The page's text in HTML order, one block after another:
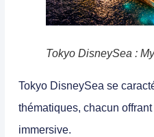
Tokyo DisneySea :
Tokyo DisneySea se
thématiques, chacun
immersive.